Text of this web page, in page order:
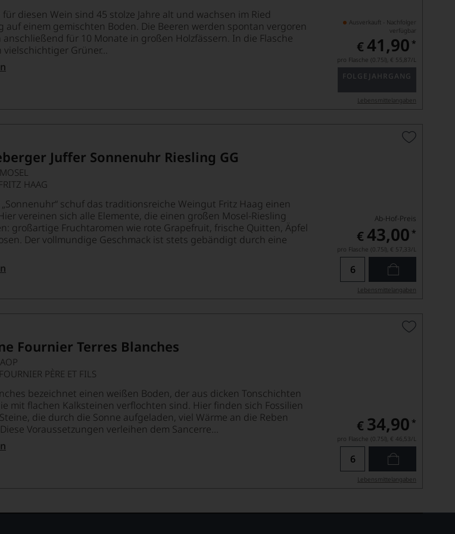
für diesen Wein sind 45 stolze Jahre alt und wachsen im Ried
auf einem gemischten Boden. Die Beeren werden spontan vergoren
für 10 Monate in großen Holzfässern. In die Flasche
vielschichtiger Grüner...
Ausverkauft - Nachfolger
verfügbar
€ 41,90 *
pro Flasche (0.75l), € 55,87/L
FOLGEJAHRGANG
Lebensmittel­angaben
Juffer Sonnenuhr Riesling GG
HAAG
schuf das traditionsreiche Weingut Fritz Haag einen
vereinen sich alle Elemente, die einen großen Mosel-Riesling
großartige Fruchtaromen wie rote Grapefruit, frische Quitten, Äpfel
Der vollmundige Geschmack ist stets gebändigt durch eine
Ab-Hof-Preis
€ 43,00 *
pro Flasche (0.75l), € 57,33/L
Lebensmittel­angaben
Fournier Terres Blanches
PÈRE ET FILS
bezeichnet einen weißen Boden, der aus dicken Tonschichten
mit flachen Kalksteinen verflochten sind. Hier finden sich Fossilien
die durch die Sonne aufgeladen, viel Wärme an die Reben
Voraussetzungen verleihen dem Sancerre...
€ 34,90 *
pro Flasche (0.75l), € 46,53/L
Lebensmittel­angaben